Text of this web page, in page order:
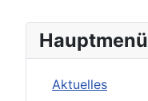
Hauptmenü
Aktuelles